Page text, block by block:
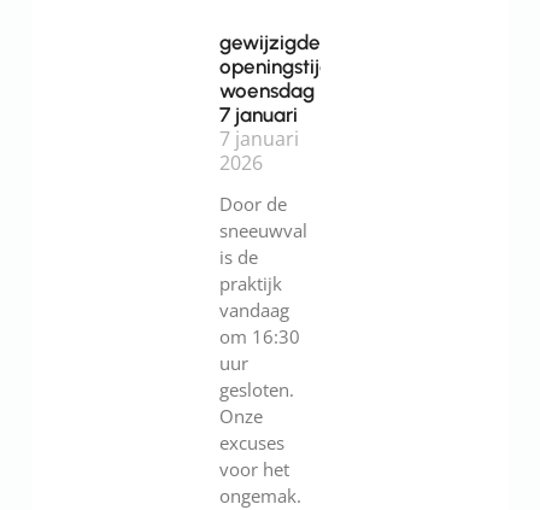
gewijzigde
openingstijden
woensdag
7 januari
7 januari
2026
Door de
sneeuwval
is de
praktijk
vandaag
om 16:30
uur
gesloten.
Onze
excuses
voor het
ongemak.